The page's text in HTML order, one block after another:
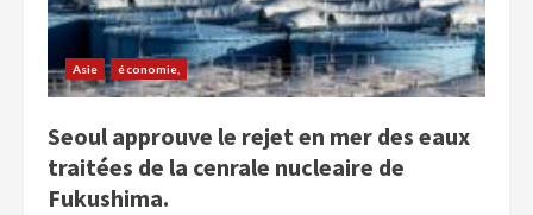
Asie économie,
Seoul approuve le rejet en mer des eaux
traitées de la cenrale nucleaire de
Fukushima.